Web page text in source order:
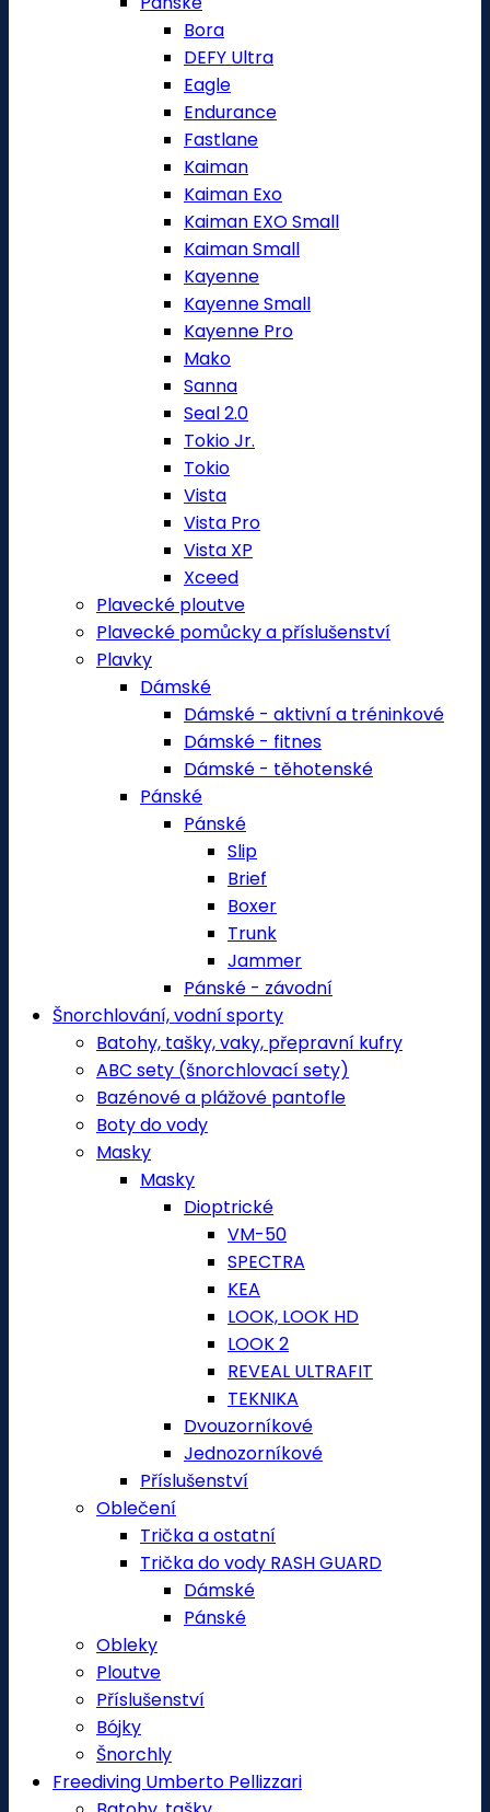
Bora
DEFY Ultra
Eagle
Endurance
Fastlane
Kaiman
Kaiman Exo
Kaiman EXO Small
Kaiman Small
Kayenne
Kayenne Small
Kayenne Pro
Mako
Sanna
Seal 2.0
Tokio Jr.
Tokio
Vista
Vista Pro
Vista XP
Xceed
Plavecké ploutve
Plavecké pomůcky a příslušenství
Plavky
Dámské
Dámské - aktivní a tréninkové
Dámské - fitnes
Dámské - těhotenské
Pánské
Pánské
Slip
Brief
Boxer
Trunk
Jammer
Pánské - závodní
Šnorchlování, vodní sporty
Batohy, tašky, vaky, přepravní kufry
ABC sety (šnorchlovací sety)
Bazénové a plážové pantofle
Boty do vody
Masky
Masky
Dioptrické
VM-50
SPECTRA
KEA
LOOK, LOOK HD
LOOK 2
REVEAL ULTRAFIT
TEKNIKA
Dvouzorníkové
Jednozorníkové
Příslušenství
Oblečení
Trička a ostatní
Trička do vody RASH GUARD
Dámské
Pánské
Obleky
Ploutve
Příslušenství
Bójky
Šnorchly
Freediving Umberto Pellizzari